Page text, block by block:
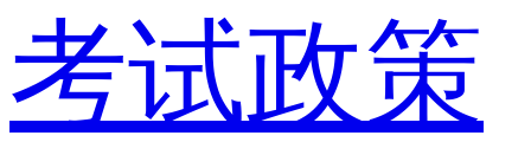
考试政策